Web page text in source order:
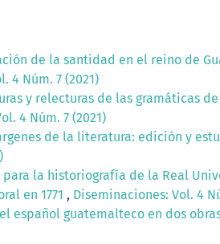
de la santidad en el reino de
4 Núm. 7 (2021)
y relecturas de las gramáticas
4 Núm. 7 (2021)
de la literatura: edición y
para la historiografía de la Real
en 1771 , Diseminaciones: Vol. 4
español guatemalteco en dos